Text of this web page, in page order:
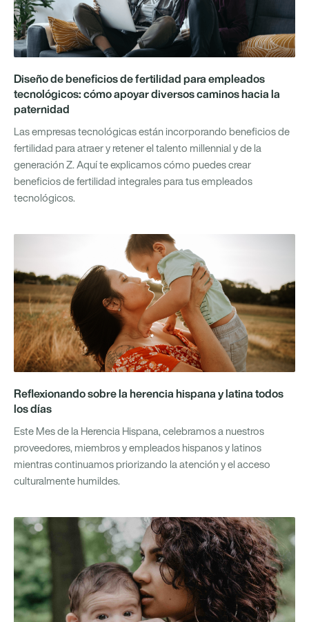
Diseño de beneficios de fertilidad para empleados
tecnológicos: cómo apoyar diversos caminos hacia la
paternidad
Las empresas tecnológicas están incorporando beneficios de
fertilidad para atraer y retener el talento millennial y de la
generación Z. Aquí te explicamos cómo puedes crear
beneficios de fertilidad integrales para tus empleados
tecnológicos.
Reflexionando sobre la herencia hispana y latina todos
los días
Este Mes de la Herencia Hispana, celebramos a nuestros
proveedores, miembros y empleados hispanos y latinos
mientras continuamos priorizando la atención y el acceso
culturalmente humildes.